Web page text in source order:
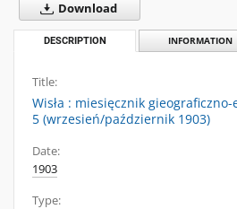
Download
DESCRIPTION INFORMATION
Title:
Wisła : miesięcznik
5 (wrzesień/październik 1903)
Date:
1903
Type: